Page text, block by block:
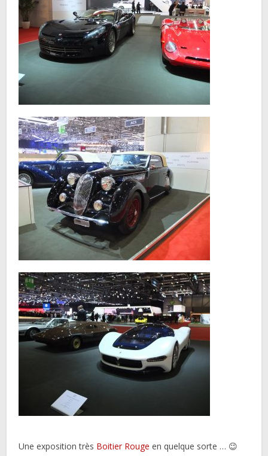
Une exposition très Boitier Rouge en quelque sorte … 😉